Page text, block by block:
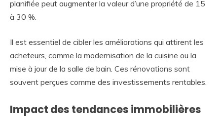
planifiée peut augmenter la valeur d’une propriété de 15
à 30 %.
Il est essentiel de cibler les améliorations qui attirent les
acheteurs, comme la modernisation de la cuisine ou la
mise à jour de la salle de bain. Ces rénovations sont
souvent perçues comme des investissements rentables.
Impact des tendances immobilières